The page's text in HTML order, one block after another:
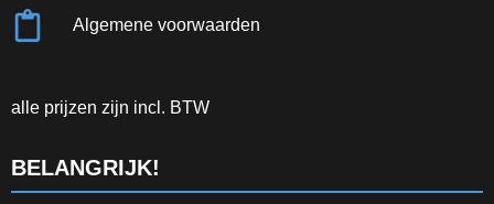
Algemene voorwaarden
alle prijzen zijn incl. BTW
BELANGRIJK!